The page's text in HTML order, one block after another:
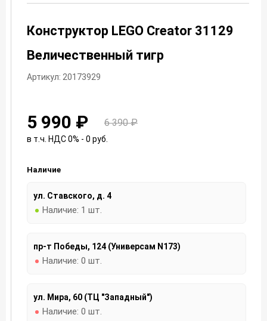
Конструктор LEGO Creator 31129
Величественный тигр
Артикул: 20173929
5 990 ₽ 6 390 ₽
в т.ч. НДС 0% - 0 руб.
Наличие
ул. Ставского, д. 4
Наличие: 1 шт.
пр-т Победы, 124 (Универсам N173)
Наличие: 0 шт.
ул. Мира, 60 (ТЦ "Западный")
Наличие: 0 шт.